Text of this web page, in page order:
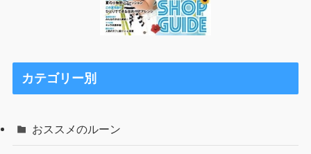
カテゴリー別
おススメのルーン